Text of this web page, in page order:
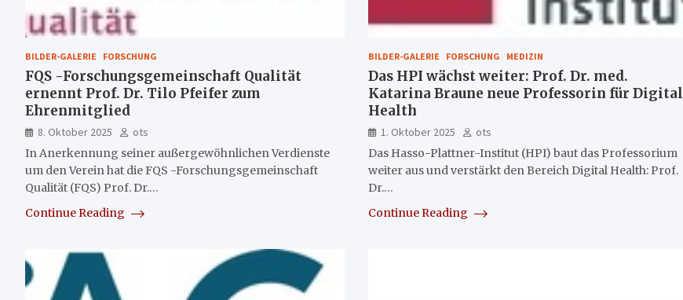
BILDER-GALERIE FORSCHUNG
FQS -Forschungsgemeinschaft Qualität
ernennt Prof. Dr. Tilo Pfeifer zum
Ehrenmitglied
8. Oktober 2025
ots
In Anerkennung seiner außergewöhnlichen Verdienste
um den Verein hat die FQS -Forschungsgemeinschaft
Qualität (FQS) Prof. Dr.…
Continue Reading
BILDER-GALERIE FORSCHUNG MEDIZIN
Das HPI wächst weiter: Prof. Dr. med.
Katarina Braune neue Professorin für Digital
Health
1. Oktober 2025
ots
Das Hasso-Plattner-Institut (HPI) baut das Professorium
weiter aus und verstärkt den Bereich Digital Health: Prof.
Dr.…
Continue Reading